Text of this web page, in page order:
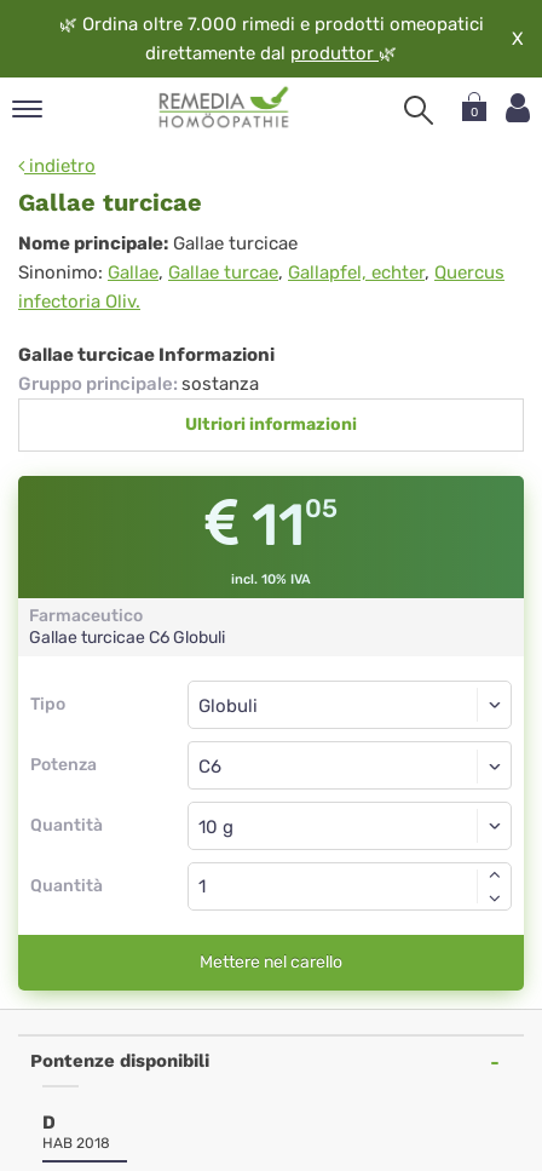
🌿 Ordina oltre 7.000 rimedi e prodotti omeopatici
direttamente dal produttor 🌿
X
0
indietro
Gallae turcicae
Gallae
turcicae
Nome principale: Gallae turcicae
Sinonimo: Gallae, Gallae turcae, Gallapfel, echter, Quercus
infectoria Oliv.
Gallae turcicae Informazioni
Gruppo principale: sostanza
Ultriori informazioni
1105
incl. 10% IVA
Farmaceutico
Gallae turcicaeC6Globuli
Tipo
Tipo
Potenza
Globuli
C6
Quantità
Globuli
Quantità
Mettere nel carello
Pontenze disponibili
D
HAB 2018